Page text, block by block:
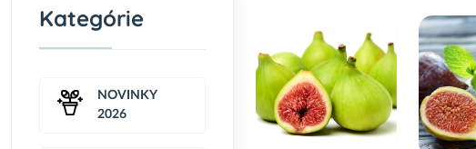
Kategórie
NOVINKY
2026